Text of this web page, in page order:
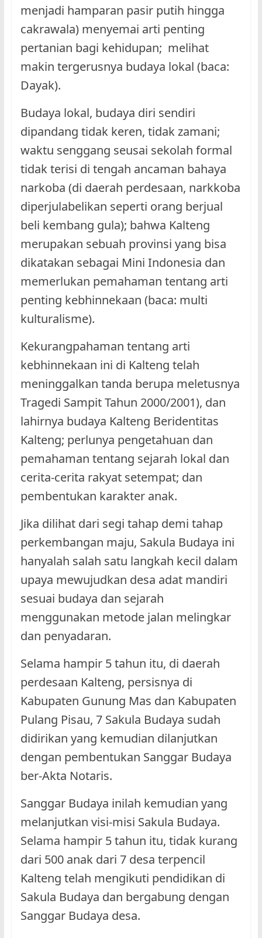
menjadi hamparan pasir putih hingga
cakrawala) menyemai arti penting
pertanian bagi kehidupan; melihat
makin tergerusnya budaya lokal (baca:
Dayak).
Budaya lokal, budaya diri sendiri
dipandang tidak keren, tidak zamani;
waktu senggang seusai sekolah formal
tidak terisi di tengah ancaman bahaya
narkoba (di daerah perdesaan, narkkoba
diperjulabelikan seperti orang berjual
beli kembang gula); bahwa Kalteng
merupakan sebuah provinsi yang bisa
dikatakan sebagai Mini Indonesia dan
memerlukan pemahaman tentang arti
penting kebhinnekaan (baca: multi
kulturalisme).
Kekurangpahaman tentang arti
kebhinnekaan ini di Kalteng telah
meninggalkan tanda berupa meletusnya
Tragedi Sampit Tahun 2000/2001), dan
lahirnya budaya Kalteng Beridentitas
Kalteng; perlunya pengetahuan dan
pemahaman tentang sejarah lokal dan
cerita-cerita rakyat setempat; dan
pembentukan karakter anak.
Jika dilihat dari segi tahap demi tahap
perkembangan maju, Sakula Budaya ini
hanyalah salah satu langkah kecil dalam
upaya mewujudkan desa adat mandiri
sesuai budaya dan sejarah
menggunakan metode jalan melingkar
dan penyadaran.
Selama hampir 5 tahun itu, di daerah
perdesaan Kalteng, persisnya di
Kabupaten Gunung Mas dan Kabupaten
Pulang Pisau, 7 Sakula Budaya sudah
didirikan yang kemudian dilanjutkan
dengan pembentukan Sanggar Budaya
ber-Akta Notaris.
Sanggar Budaya inilah kemudian yang
melanjutkan visi-misi Sakula Budaya.
Selama hampir 5 tahun itu, tidak kurang
dari 500 anak dari 7 desa terpencil
Kalteng telah mengikuti pendidikan di
Sakula Budaya dan bergabung dengan
Sanggar Budaya desa.